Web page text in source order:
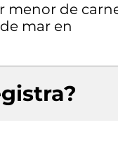
menor de
mar en